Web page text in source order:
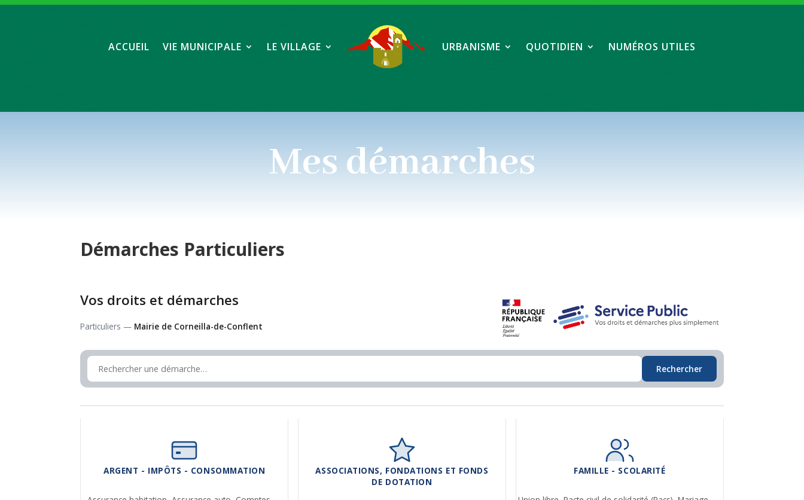
ACCUEIL VIE MUNICIPALE LE VILLAGE URBANISME QUOTIDIEN NUMÉROS UTILES
Mes démarches
Démarches Particuliers
Vos droits et démarches
Particuliers — Mairie de Corneilla-de-Conflent
Rechercher
ARGENT - IMPÔTS - CONSOMMATION
ASSOCIATIONS, FONDATIONS ET FONDS
DE DOTATION
FAMILLE - SCOLARITÉ